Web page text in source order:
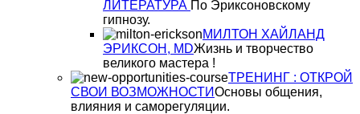
ЛИТЕРАТУРА По Эриксоновскому
гипнозу.
МИЛТОН ХАЙЛАНД
ЭРИКСОН, MDЖизнь и творчество
великого мастера !
ТРЕНИНГ : ОТКРОЙ
СВОИ ВОЗМОЖНОСТИОсновы общения,
влияния и саморегуляции.